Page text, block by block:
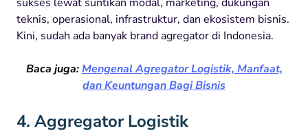
teknis, operasional, infrastruktur, dan ekosistem bisnis.
Kini, sudah ada banyak brand agregator di Indonesia.
Baca juga: Mengenal Agregator Logistik, Manfaat,
dan Keuntungan Bagi Bisnis
4. Aggregator Logistik